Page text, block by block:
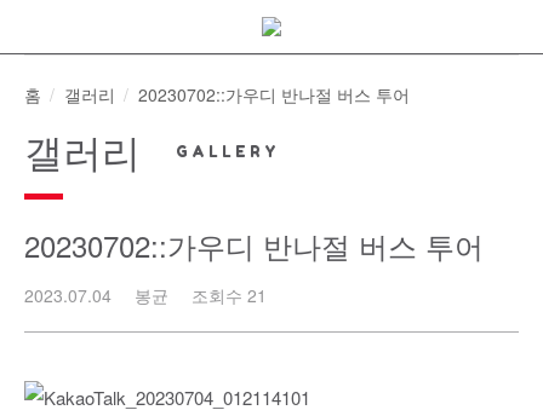
content
홈
갤러리 20230702::가우디 반나절 버스 투어
갤러리
20230702::가우디 반나절 버스 투어
2023.07.04 봉균 조회수 21